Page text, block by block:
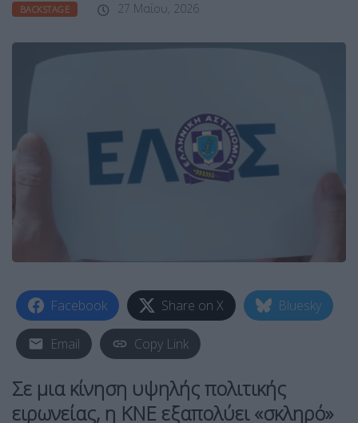
BACKSTAGE 27 Μαΐου, 2026
Facebook Share on X Bluesky
Email Copy Link
Σε μια κίνηση υψηλής πολιτικής
ειρωνείας, η ΚΝΕ εξαπολύει «σκληρό»